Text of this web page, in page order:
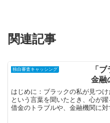
関連記事
独自審査キャッシング
「
金融
はじめに：ブラックの私が見つ
という言葉を聞いたとき、心が
借金のトラブルや、金融機関に
たのですが、そんな私でも新た